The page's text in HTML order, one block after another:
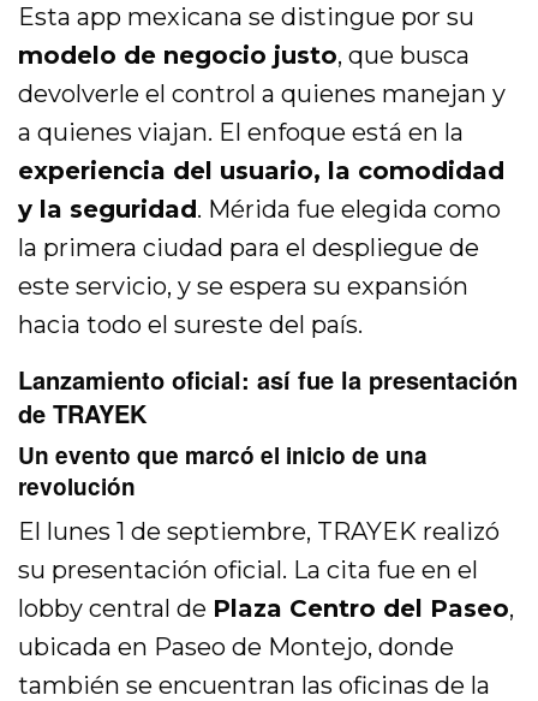
Esta app mexicana se distingue por su
modelo de negocio justo, que busca
devolverle el control a quienes manejan y
a quienes viajan. El enfoque está en la
experiencia del usuario, la comodidad
y la seguridad. Mérida fue elegida como
la primera ciudad para el despliegue de
este servicio, y se espera su expansión
hacia todo el sureste del país.
Lanzamiento oficial: así fue la presentación
de TRAYEK
Un evento que marcó el inicio de una
revolución
El lunes 1 de septiembre, TRAYEK realizó
su presentación oficial. La cita fue en el
lobby central de Plaza Centro del Paseo,
ubicada en Paseo de Montejo, donde
también se encuentran las oficinas de la